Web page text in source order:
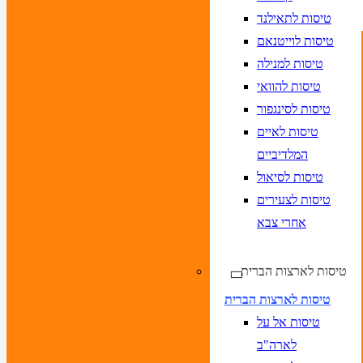
טיסות לתאילנד
טיסות לוייטנאם
טיסות למנילה
טיסות להוואי
טיסות לסינגפור
טיסות לאיים
המלדיביים
טיסות לסיאול
טיסות לצעירים
אחרי צבא
טיסות לארצות הברית
טיסות לארצות הברית
טיסות אל על
לארה"ב